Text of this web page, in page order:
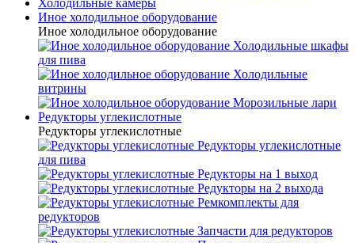
Холодильные камеры
Иное холодильное оборудование
Иное холодильное оборудование
Холодильные шкафы
для пива
Холодильные
витрины
Морозильные лари
Редукторы углекислотные
Редукторы углекислотные
Редукторы углекислотные
для пива
Редукторы на 1 выход
Редукторы на 2 выхода
Ремкомплекты для
редукторов
Запчасти для редукторов